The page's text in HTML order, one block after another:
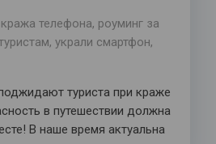
кража телефона, роуминг за
, украли смартфон,
туриста при краже
в путешествии должна
В наше время актуальна